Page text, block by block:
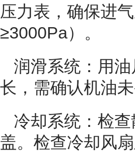
压力表，确保进
≥3000Pa）。
润滑系统：用
长，需确认机油未
冷却系统：检
盖。检查冷却风